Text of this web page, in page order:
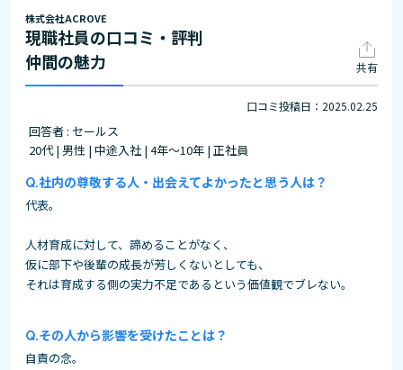
株式会社ACROVE
現職社員の口コミ・評判
仲間の魅力
共有
口コミ投稿日：2025.02.25
回答者 : セールス
20代 | 男性 | 中途入社 | 4年～10年 | 正社員
社内の尊敬する人・出会えてよかったと思う人は？
代表。
人材育成に対して、諦めることがなく、
仮に部下や後輩の成長が芳しくないとしても、
それは育成する側の実力不足であるという価値観でブレない。
その人から影響を受けたことは？
自責の念。